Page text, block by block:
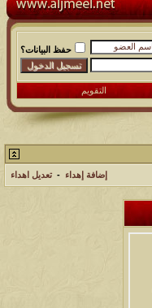
حفظ البيانات؟
التقويم
إضافة إهداء - تعديل اهداء